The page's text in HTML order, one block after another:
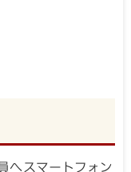
へスマートフォン